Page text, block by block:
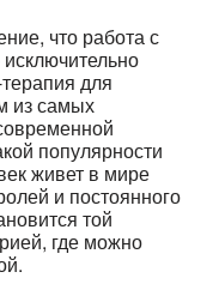
что работа с
для
из самых
популярности
живет в мире
и постоянного
той
где можно